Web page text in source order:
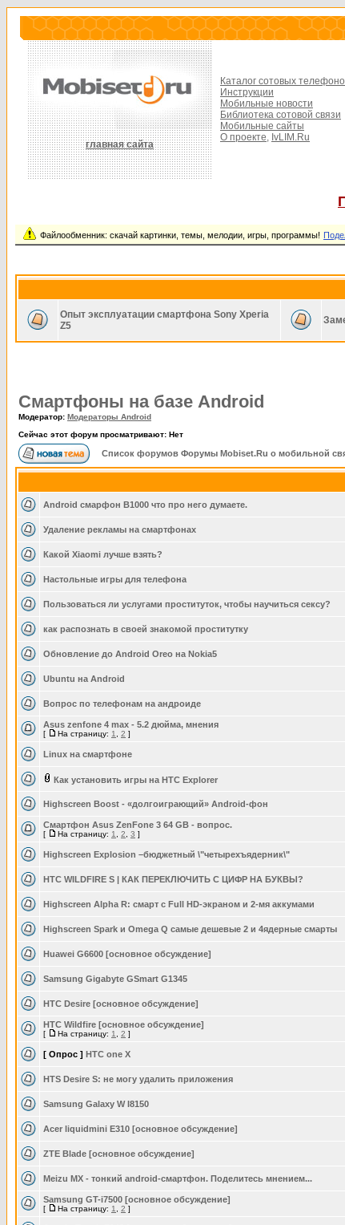
главная сайта
Каталог сотовых
Инструкции
Мобильные новости
Библиотека сотовой связи
Мобильные сайты
О проекте, IvLIM.Ru
Файлообменник: скачай картинки, темы, мелодии, игры, программы!
Опыт эксплуатации смартфона Sony Xperia
Z5
Смартфоны на базе Android
Модератор: Модераторы Android
Сейчас этот форум просматривают: Нет
Список форумов Форумы Mobiset.Ru о мобильной
Android смарфон B1000 что про него думаете.
Удаление рекламы на смартфонах
Какой Xiaomi лучше взять?
Настольные игры для телефона
Пользоваться ли услугами проституток, чтобы научиться сексу?
как распознать в своей знакомой проститутку
Обновление до Android Oreo на Nokia5
Ubuntu на Android
Вопрос по телефонам на андроиде
Asus zenfone 4 max - 5.2 дюйма, мнения
[ На страницу: 1 2 ]
Linux на смартфоне
Как установить игры на HTC Explorer
Highscreen Boost - «долгоиграющий» Android-фон
Смартфон Asus ZenFone 3 64 GB - вопрос.
[ На страницу: 1 2 3 ]
Highscreen Explosion –бюджетный \"четырехъядерник\"
HTC WILDFIRE S | КАК ПЕРЕКЛЮЧИТЬ С ЦИФР НА БУКВЫ?
Highscreen Alpha R: смарт с Full HD-экраном и 2-мя аккумами
Highscreen Spark и Omega Q самые дешевые 2 и 4ядерные смарты
Huawei G6600 [основное обсуждение]
Samsung Gigabyte GSmart G1345
HTC Desire [основное обсуждение]
HTC Wildfire [основное обсуждение]
[ На страницу: 1 2 ]
[ Опрос ] HTC one X
HTS Desire S: не могу удалить приложения
Samsung Galaxy W I8150
Acer liquidmini E310 [основное обсуждение]
ZTE Blade [основное обсуждение]
Meizu MX - тонкий android-смартфон. Поделитесь мнением...
Samsung GT-i7500 [основное обсуждение]
[ На страницу: 1 2 ]